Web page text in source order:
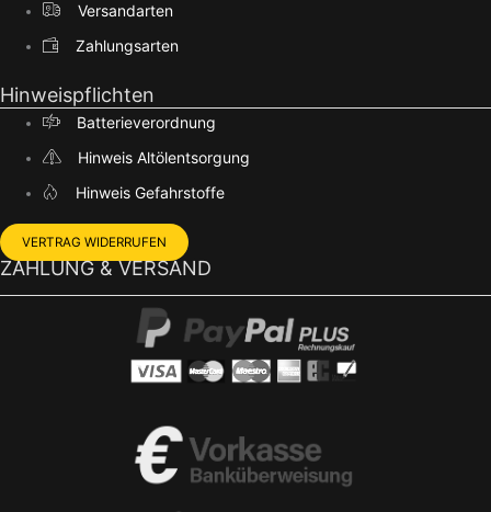
Versandarten
Zahlungsarten
Hinweispflichten
Batterieverordnung
Hinweis Altölentsorgung
Hinweis Gefahrstoffe
VERTRAG WIDERRUFEN
ZAHLUNG & VERSAND